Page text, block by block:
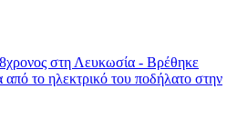
στη Λευκωσία - Βρέθηκε
από το ηλεκτρικό του ποδήλατο στην